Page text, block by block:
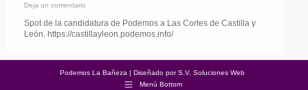
Deja un comentario
Spot de la candidatura de Podemos a Las Cortes de Castilla y
León. https://castillayleon.podemos.info/
Podemos La Bañeza | Diseñado porS.V. Soluciones Web
Menú Bottom